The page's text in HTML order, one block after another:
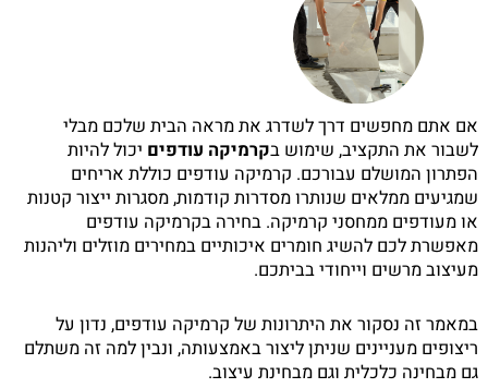
אם אתם מחפשים דרך לשדרג את מראה הבית שלכם מבלי
לשבור את התקציב, שימוש בקרמיקה עודפים יכול להיות
הפתרון המושלם עבורכם. קרמיקה עודפים כוללת אריחים
שמגיעים ממלאים שנותרו מסדרות קודמות, מסגרות ייצור קטנות
או מעודפים ממחסני קרמיקה. בחירה בקרמיקה עודפים
מאפשרת לכם להשיג חומרים איכותיים במחירים מוזלים וליהנות
מעיצוב מרשים וייחודי בביתכם.
במאמר זה נסקור את היתרונות של קרמיקה עודפים, נדון על
ריצופים מעניינים שניתן ליצור באמצעותה, ונבין למה זה משתלם
גם מבחינה כלכלית וגם מבחינת עיצוב.